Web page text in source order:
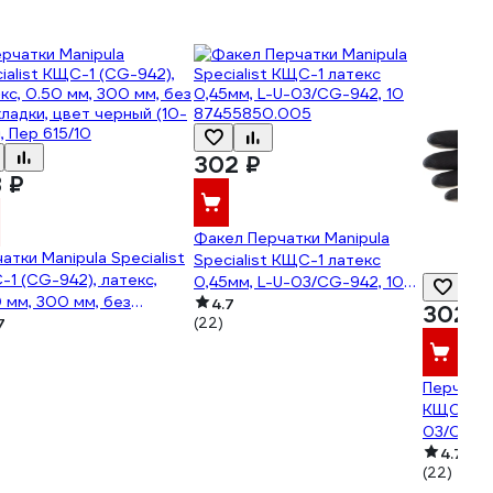
₽
Manipula Specialist
(CG-942), латекс,
мм, 300 мм, без
цвет черный (10-
Пер 615/10
302 ₽
Факел Перчатки Manipula
Specialist КЩС-1 латекс
0,45мм, L-U-03/CG-942, 10
87455850.005
4.7
(22) 302 ₽
КЩС-1
03/CG-
4.7
(22)